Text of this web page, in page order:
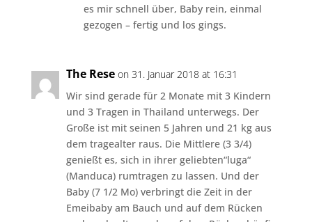
es mir schnell über, Baby rein, einmal
gezogen – fertig und los gings.
The Rese on 31. Januar 2018 at 16:31
Wir sind gerade für 2 Monate mit 3 Kindern
und 3 Tragen in Thailand unterwegs. Der
Große ist mit seinen 5 Jahren und 21 kg aus
dem tragealter raus. Die Mittlere (3 3/4)
genießt es, sich in ihrer geliebten“luga“
(Manduca) rumtragen zu lassen. Und der
Baby (7 1/2 Mo) verbringt die Zeit in der
Emeibaby am Bauch und auf dem Rücken